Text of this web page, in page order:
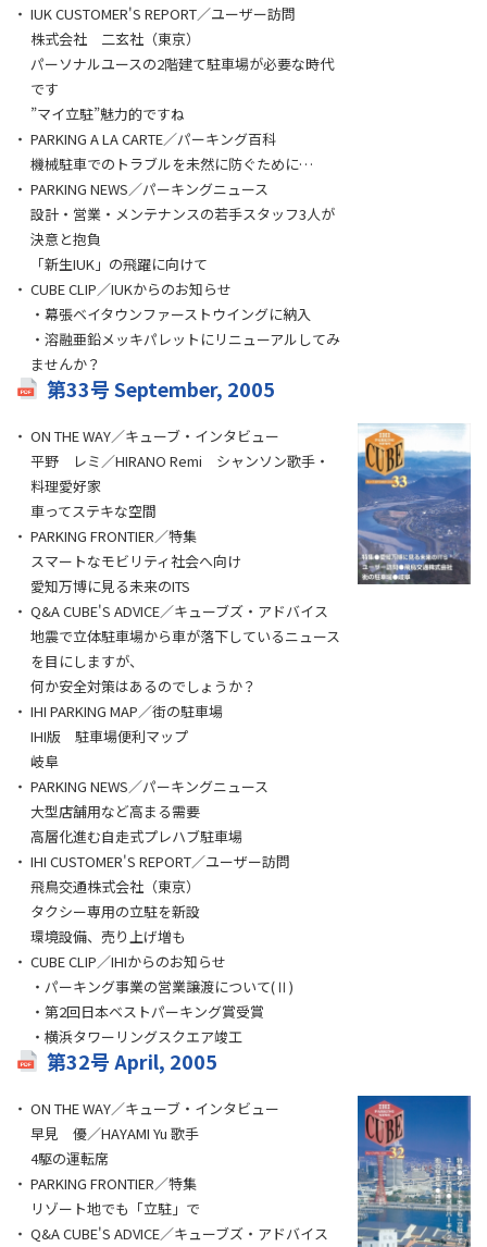
IUK CUSTOMER'S REPORT／ユーザー訪問
株式会社 二玄社（東京）
パーソナルユースの2階建て駐車場が必要な時代
です
”マイ立駐”魅力的ですね
PARKING A LA CARTE／パーキング百科
機械駐車でのトラブルを未然に防ぐために…
PARKING NEWS／パーキングニュース
設計・営業・メンテナンスの若手スタッフ3人が
決意と抱負
「新生IUK」の飛躍に向けて
CUBE CLIP／IUKからのお知らせ
・幕張ベイタウンファーストウイングに納入
・溶融亜鉛メッキパレットにリニューアルしてみ
ませんか？
第33号 September, 2005
ON THE WAY／キューブ・インタビュー
平野 レミ／HIRANO Remi シャンソン歌手・
料理愛好家
車ってステキな空間
PARKING FRONTIER／特集
スマートなモビリティ社会へ向け
愛知万博に見る未来のITS
Q&A CUBE'S ADVICE／キューブズ・アドバイス
地震で立体駐車場から車が落下しているニュース
を目にしますが、
何か安全対策はあるのでしょうか？
IHI PARKING MAP／街の駐車場
IHI版 駐車場便利マップ
岐阜
PARKING NEWS／パーキングニュース
大型店舗用など高まる需要
高層化進む自走式プレハブ駐車場
IHI CUSTOMER'S REPORT／ユーザー訪問
飛鳥交通株式会社（東京）
タクシー専用の立駐を新設
環境設備、売り上げ増も
CUBE CLIP／IHIからのお知らせ
・パーキング事業の営業譲渡について(Ⅱ)
・第2回日本ベストパーキング賞受賞
・横浜タワーリングスクエア竣工
第32号 April, 2005
ON THE WAY／キューブ・インタビュー
早見 優／HAYAMI Yu 歌手
4駆の運転席
PARKING FRONTIER／特集
リゾート地でも「立駐」で
Q&A CUBE'S ADVICE／キューブズ・アドバイス